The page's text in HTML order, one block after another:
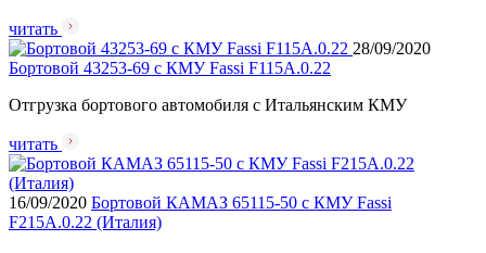
читать
28/09/2020
Бортовой 43253-69 с КМУ Fassi F115A.0.22
Отгрузка бортового автомобиля с Итальянским КМУ
читать
16/09/2020 Бортовой КАМАЗ 65115-50 с КМУ Fassi
F215A.0.22 (Италия)